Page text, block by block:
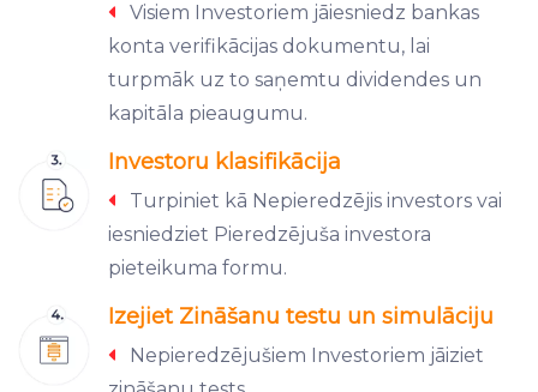
Visiem Investoriem jāiesniedz bankas
konta verifikācijas dokumentu, lai
turpmāk uz to saņemtu dividendes un
kapitāla pieaugumu.
Investoru klasifikācija
Turpiniet kā Nepieredzējis investors vai
iesniedziet Pieredzējuša investora
pieteikuma formu.
Izejiet Zināšanu testu un simulāciju
Nepieredzējušiem Investoriem jāiziet